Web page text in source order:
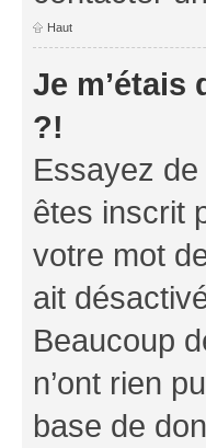
Haut
Je
?!
Essayez
êtes inscrit
votre mot
ait
Beaucoup
n’ont rien
base de